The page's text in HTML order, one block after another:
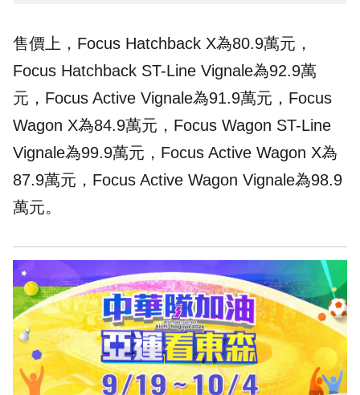
售價上，Focus Hatchback X為80.9萬元，
Focus Hatchback ST-Line Vignale為92.9萬
元，Focus Active Vignale為91.9萬元，Focus
Wagon X為84.9萬元，Focus Wagon ST-Line
Vignale為99.9萬元，Focus Active Wagon X為
87.9萬元，Focus Active Wagon Vignale為98.9
萬元。